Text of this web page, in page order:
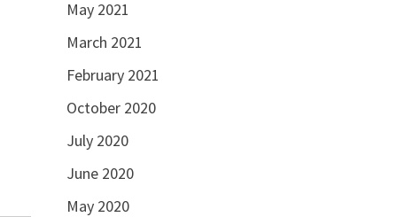
May 2021
March 2021
February 2021
October 2020
July 2020
June 2020
May 2020